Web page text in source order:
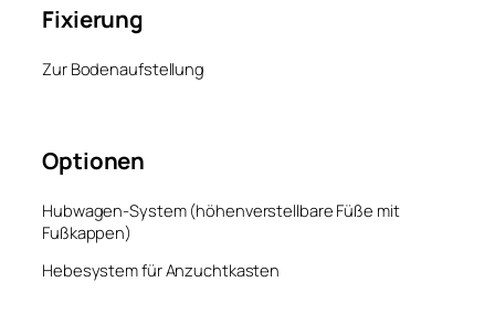
Fixierung
Zur Bodenaufstellung
Optionen
Hubwagen-System (höhenverstellbare Füße mit
Fußkappen)
Hebesystem für Anzuchtkasten